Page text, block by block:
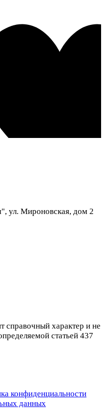
ул. Мироновская, дом 2
справочный характер и не
статьей 437
конфиденциальности
данных